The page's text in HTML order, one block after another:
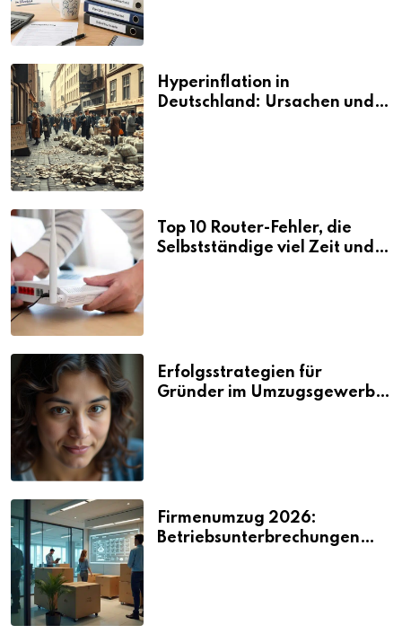
Hyperinflation in
Deutschland: Ursachen und
Top 10 Router-Fehler, die
Selbstständige viel Zeit und
Erfolgsstrategien für
Gründer im Umzugsgewerbe
Firmenumzug 2026:
Betriebsunterbrechungen